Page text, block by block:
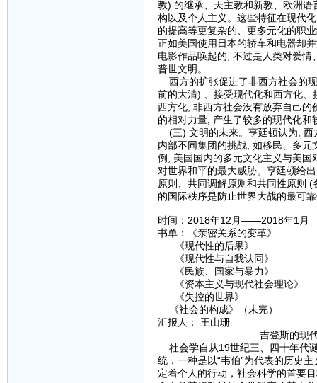
教) 的继承、天主教和新教、欧洲
构以及个人主义。这些特征在现代
的提高等更复杂的、更多元化的职
正如美国使用日本的轿车和电器却
电影作品唤起的, 不过是人类对爱
普世文明。
西方的扩张促进了非西方社会的
前的大清) 、接受现代化和西方化、
西方化, 非西方社会没有放弃自己
的相对力量, 产生了较多的现代化和
(三) 文明的未来。亨廷顿认为, 西
内部不同集团的挑战, 如移民、多
例, 美国国内的多元文化主义与美
对世界和平的最大威胁。亨廷顿给
原则、共同调解原则和共同性原则
的国际秩序是防止世界大战的最可
时间：2018年12月——2018年1月
书单：《亲密关系的变革》
《现代性的后果》
《现代性与自我认同》
《民族、国家与暴力》
《资本主义与现代社会理论》
《失控的世界》
《社会的构成》（未完）
汇报人： 王山珊
吉登斯的现代性
社会学自从19世纪三、四十年代
统，一种是以“韦伯”为代表的历史
定着个人的行动，社会科学的首要